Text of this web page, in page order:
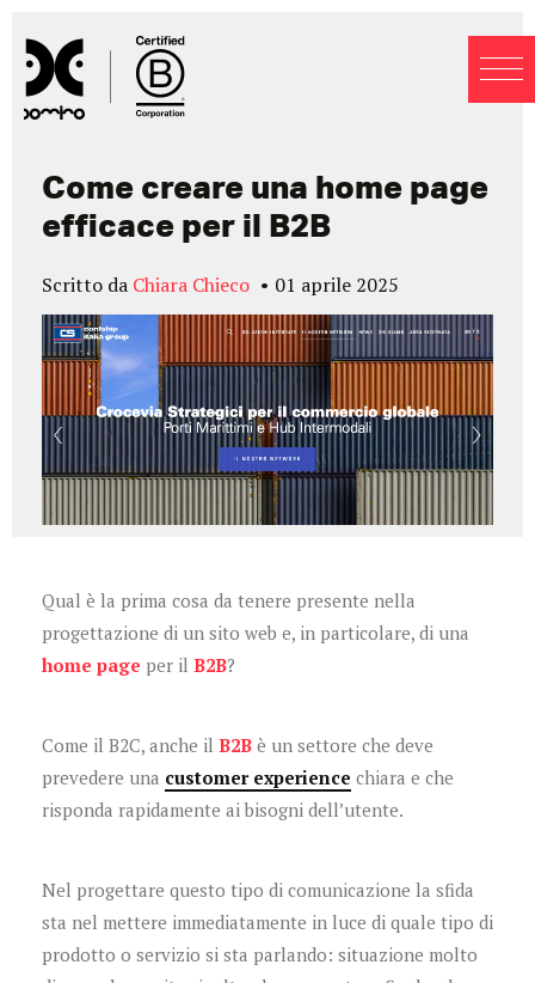
Blog
Come creare una home page
efficace per il B2B
Scritto da Chiara Chieco 01 aprile 2025
Qual è la prima cosa da tenere presente nella
progettazione di un sito web e, in particolare, di una
home page per il B2B?
Come il B2C, anche il B2B è un settore che deve
prevedere una customer experience chiara e che
risponda rapidamente ai bisogni dell’utente.
Nel progettare questo tipo di comunicazione la sfida
sta nel mettere immediatamente in luce di quale tipo di
prodotto o servizio si sta parlando: situazione molto